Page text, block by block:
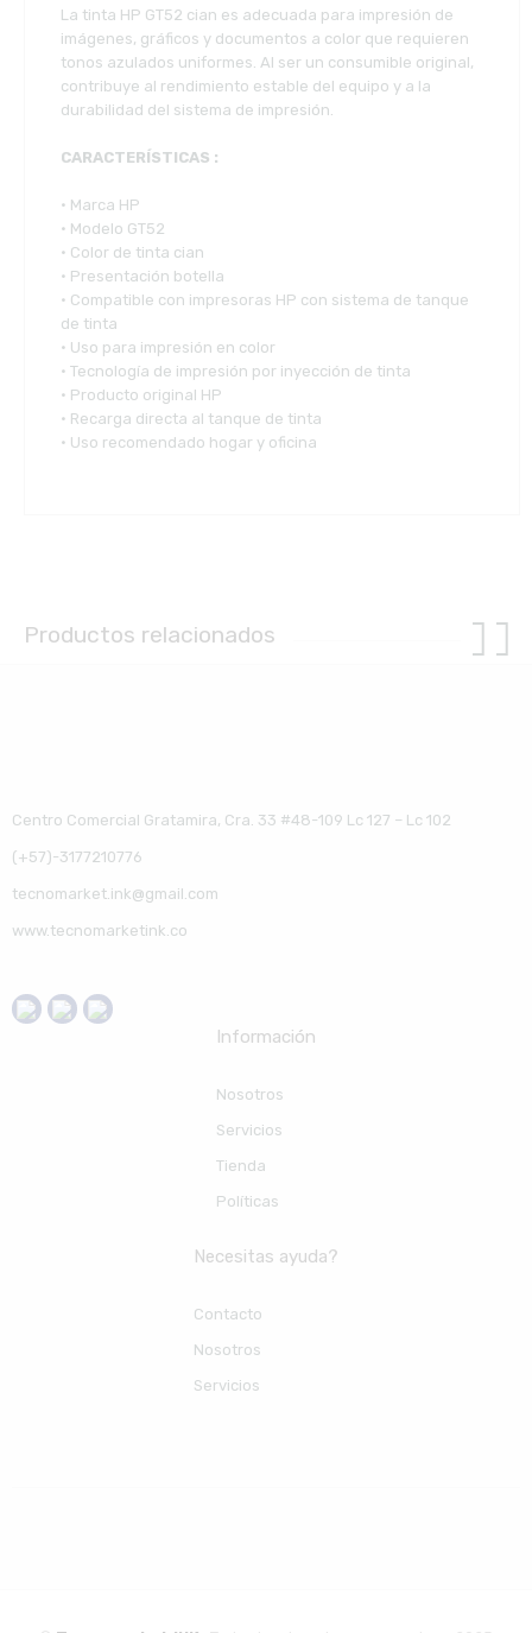
La tinta HP GT52 cian es adecuada para impresión de
imágenes, gráficos y documentos a color que requieren
tonos azulados uniformes. Al ser un consumible original,
contribuye al rendimiento estable del equipo y a la
durabilidad del sistema de impresión.
CARACTERÍSTICAS :
• Marca HP
• Modelo GT52
• Color de tinta cian
• Presentación botella
• Compatible con impresoras HP con sistema de tanque
de tinta
• Uso para impresión en color
• Tecnología de impresión por inyección de tinta
• Producto original HP
• Recarga directa al tanque de tinta
• Uso recomendado hogar y oficina
Productos relacionados
Centro Comercial Gratamira, Cra. 33 #48-109 Lc 127 – Lc 102
(+57)-3177210776
tecnomarket.ink@gmail.com
www.tecnomarketink.co
Información
Nosotros
Servicios
Tienda
Políticas
Necesitas ayuda?
Contacto
Nosotros
Servicios